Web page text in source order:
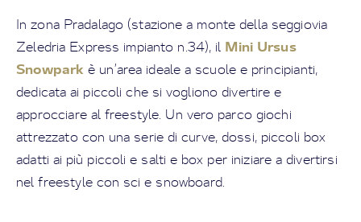
In zona Pradalago (stazione a monte della seggiovia
Zeledria Express impianto n.34), il Mini Ursus
Snowpark è un’area ideale a scuole e principianti,
dedicata ai piccoli che si vogliono divertire e
approcciare al freestyle. Un vero parco giochi
attrezzato con una serie di curve, dossi, piccoli box
adatti ai più piccoli e salti e box per iniziare a divertirsi
nel freestyle con sci e snowboard.